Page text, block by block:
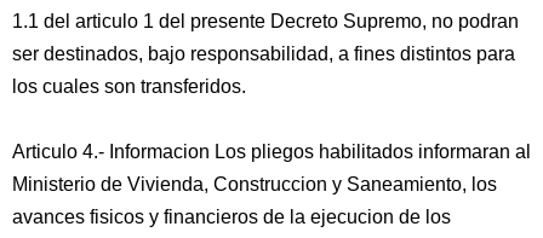
1.1 del articulo 1 del presente Decreto Supremo, no podran
ser destinados, bajo responsabilidad, a fines distintos para
los cuales son transferidos.
Articulo 4.- Informacion Los pliegos habilitados informaran al
Ministerio de Vivienda, Construccion y Saneamiento, los
avances fisicos y financieros de la ejecucion de los